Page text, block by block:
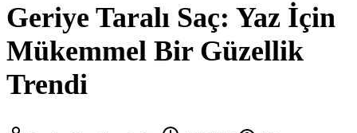
Geriye Taralı Saç: Yaz İçin
Mükemmel Bir Güzellik
Trendi